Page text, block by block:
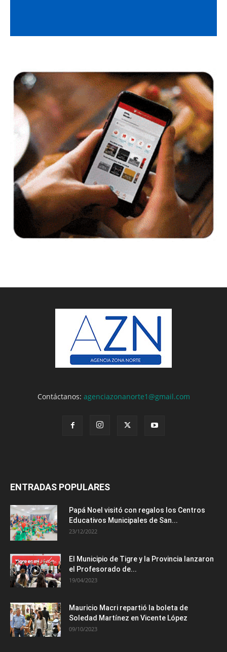
Contáctanos: agenciazonanorte1@gmail.com
ENTRADAS POPULARES
Papá Noel visitó con regalos los Centros
Educativos Municipales de San...
23/12/2022
El Municipio de Tigre y la Provincia lanzaron
el Profesorado de...
19/04/2023
Mauricio Macri repartió la boleta de
Soledad Martínez en Vicente López
09/10/2023